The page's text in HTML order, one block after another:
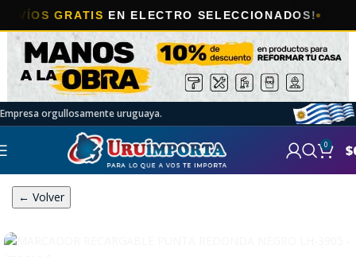
GRATIS EN ELECTRO SELECCIONADOS!
Empresa orgullosamente uruguaya.
0 $
← Volver